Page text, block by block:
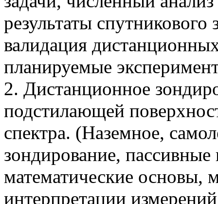
результаты
валидация
планируемые
2. Дистанционное
подстилающей
спектра. (Наземное,
зондирование,
математические основы,
интерпретации